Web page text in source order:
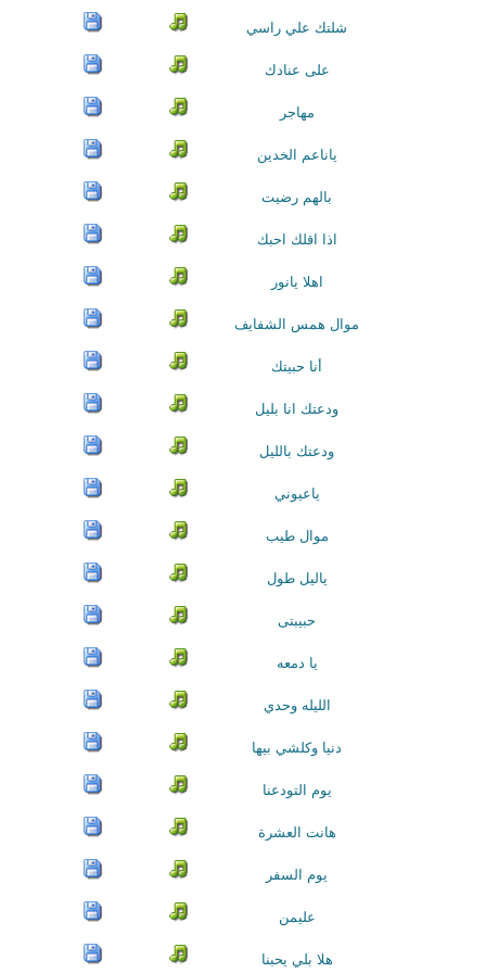
شلتك علي راسي
على عنادك
مهاجر
ياناعم الخدين
بالهم رضيت
اذا اقلك احبك
اهلا يانور
موال همس الشفايف
أنا حبيتك
ودعتك انا بليل
ودعتك بالليل
ياعيوني
موال طيب
ياليل طول
حبيبتى
يا دمعه
الليله وحدي
دنيا وكلشي بيها
يوم التودعنا
هانت العشرة
يوم السفر
عليمن
هلا بلي يحبنا